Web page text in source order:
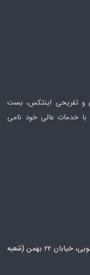
و تفریحی اینتکس، بست
خدمات عالی خود نامی
تهران، پونک، خیابان ایران زمین جنوبی، خیابان 22 بهمن (شعبه